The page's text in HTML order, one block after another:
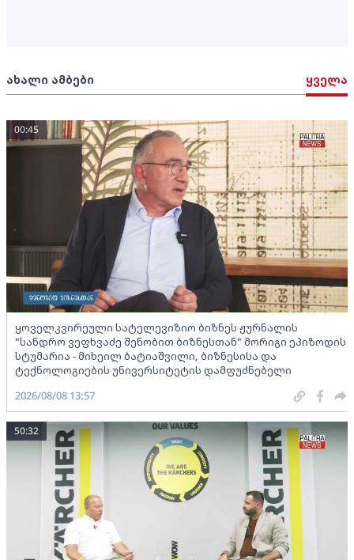
ახალი ამბები ყველა
ყოველკვირეული სატელევიზიო ბიზნეს ჟურნალის
"სანდრო ვეფხვაძე შენობით ბიზნესთან" მორიგი ეპიზოდის
სტუმარია - მიხეილ ბატიაშვილი, ბიზნესისა და
ტექნოლოგიების უნივერსიტეტის დამფუძნებელი
00:45
2026/08/08 13:57
50:32